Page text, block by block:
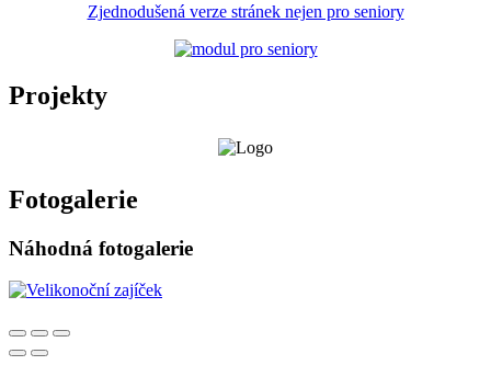
Zjednodušená verze stránek nejen pro seniory
Projekty
Fotogalerie
Náhodná fotogalerie